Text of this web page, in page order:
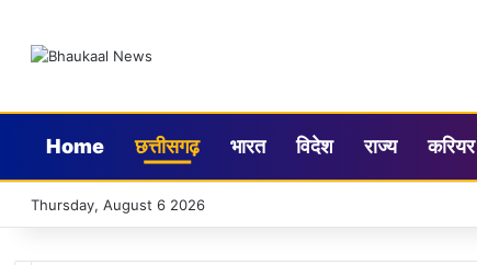
Home छत्तीसगढ़ भारत विदेश राज्य करियर
Thursday, August 6 2026